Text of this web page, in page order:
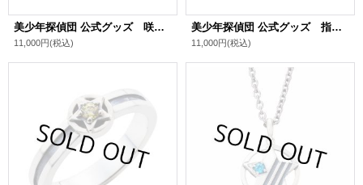
美少年探偵団 公式グッズ 咲口長広 シルバーリング
11,000円(税込)
美少年探偵団 公式グッズ 指輪創作 シルバーリング
11,000円(税込)